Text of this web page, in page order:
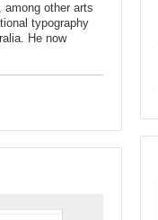
among other arts
typography
He now